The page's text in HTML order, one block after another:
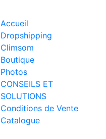
Accueil
Dropshipping
Climsom
Boutique
Photos
CONSEILS ET
SOLUTIONS
Conditions de Vente
Catalogue